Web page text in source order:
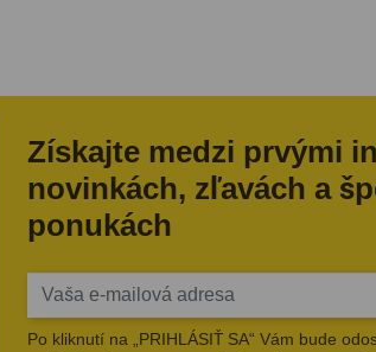
Získajte medzi prvými
novinkách, zľavách a
ponukách
Po kliknutí na „PRIHLÁSIŤ SA“ Vám bude